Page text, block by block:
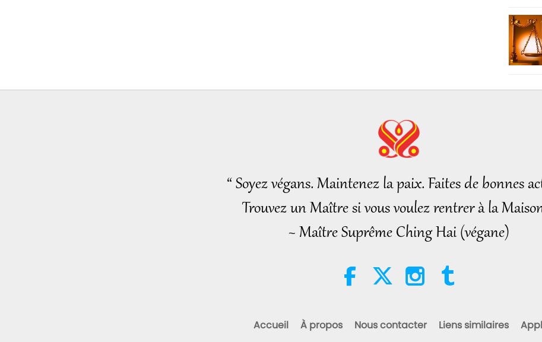
33
“ Soyez végans. Maintenez la paix. Faites de bonnes
Trouvez un Maître si vous voulez rentrer à la
~ Maître Suprême Ching Hai (végane)
Accueil À propos Nous contacter Liens similaires